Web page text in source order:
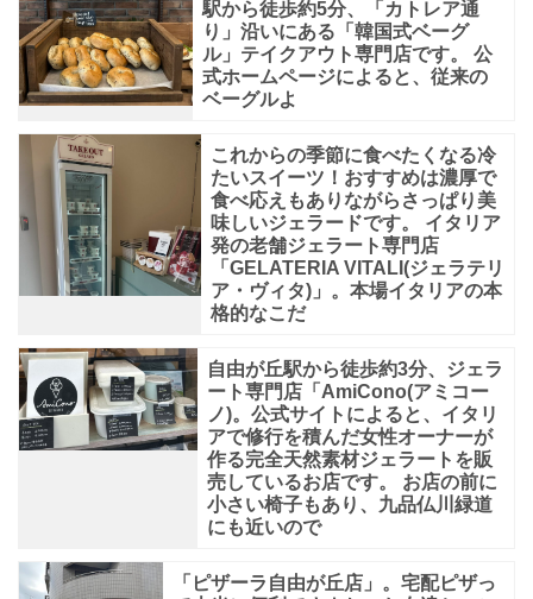
味
し
さ
ち
ろ
で
が、
季
節
品
駅から徒歩約5分、「カトレア通
り」沿いにある「韓国式ベーグ
ル」テイクアウト専門店です。 公
式ホームページによると、従来の
ベーグルよ
これからの季節に食べたくなる冷
たいスイーツ！おすすめは濃厚で
食べ応えもありながらさっぱり美
味しいジェラードです。 イタリア
発の老舗ジェラート専門店
「GELATERIA VITALI(ジェラテリ
ア・ヴィタ)」。本場イタリアの本
格的なこだ
自由が丘駅から徒歩約3分、ジェラ
ート専門店「AmiCono(アミコー
ノ)。公式サイトによると、イタリ
アで修行を積んだ女性オーナーが
作る完全天然素材ジェラートを販
売しているお店です。 お店の前に
小さい椅子もあり、九品仏川緑道
にも近いので
「ピザーラ自由が丘店」。宅配ピザっ